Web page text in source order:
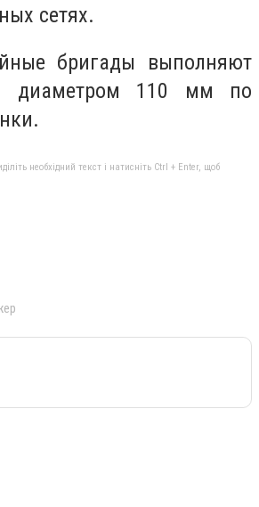
сетях.
бригады выполняют
диаметром 110 мм по
необхідний текст і натисніть Ctrl + Enter, щоб